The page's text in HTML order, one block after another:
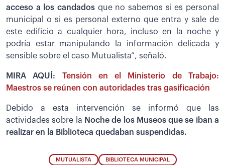
acceso a los candados que no sabemos si es personal
municipal o si es personal externo que entra y sale de
este edificio a cualquier hora, incluso en la noche y
podría estar manipulando la información delicada y
sensible sobre el caso Mutualista”, señaló.
MIRA AQUÍ: Tensión en el Ministerio de Trabajo:
Maestros se reúnen con autoridades tras gasificación
Debido a esta intervención se informó que las
actividades sobre la Noche de los Museos que se iban a
realizar en la Biblioteca quedaban suspendidas.
MUTUALISTA BIBLIOTECA MUNICIPAL